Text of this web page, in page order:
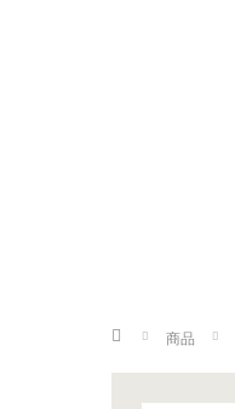
ホーム 商品